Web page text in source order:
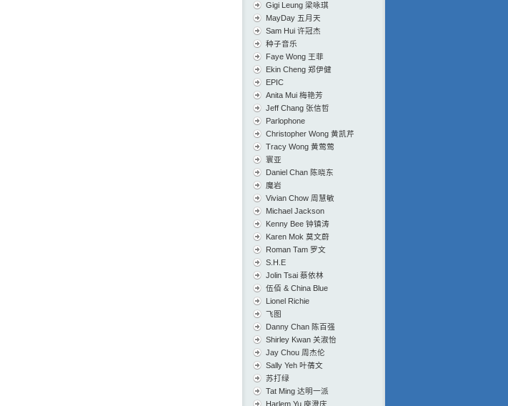
Gigi Leung 梁咏琪
MayDay 五月天
Sam Hui 许冠杰
种子音乐
Faye Wong 王菲
Ekin Cheng 郑伊健
EPIC
Anita Mui 梅艳芳
Jeff Chang 张信哲
Parlophone
Christopher Wong 黄凯芹
Tracy Wong 黄莺莺
寰亚
Daniel Chan 陈晓东
魔岩
Vivian Chow 周慧敏
Michael Jackson
Kenny Bee 钟镇涛
Karen Mok 莫文蔚
Roman Tam 罗文
S.H.E
Jolin Tsai 蔡依林
伍佰 & China Blue
Lionel Richie
飞图
Danny Chan 陈百强
Shirley Kwan 关淑怡
Jay Chou 周杰伦
Sally Yeh 叶蒨文
苏打绿
Tat Ming 达明一派
Harlem Yu 庾澄庆